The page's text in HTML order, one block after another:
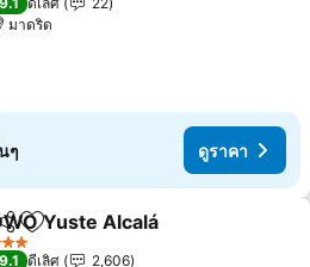
มาดริด
ๆ ดูราคา
ร์ เพิ่มในรายการโปรด
Yuste Alcalá
าว
9.1 ดีเลิศ
2,606